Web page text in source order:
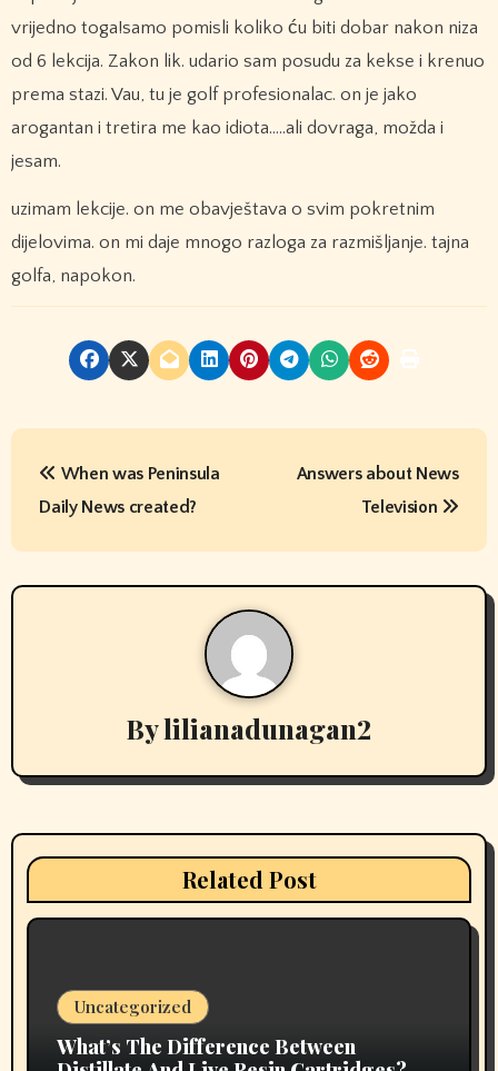
vrijedno toga!samo pomisli koliko ću biti dobar nakon niza
od 6 lekcija. Zakon lik. udario sam posudu za kekse i krenuo
prema stazi. Vau, tu je golf profesionalac. on je jako
arogantan i tretira me kao idiota…..ali dovraga, možda i
jesam.
uzimam lekcije. on me obavještava o svim pokretnim
dijelovima. on mi daje mnogo razloga za razmišljanje. tajna
golfa, napokon.
P
s
t
i
a
When was Peninsula
Daily News created?
Answers about News
Television
Bylilianadunagan2
Related Post
Uncategorized
What’s The Difference Between